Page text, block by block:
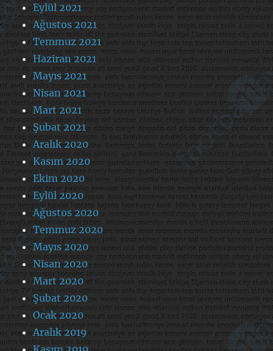
Eylül 2021
Ağustos 2021
Temmuz 2021
Haziran 2021
Mayıs 2021
Nisan 2021
Mart 2021
Şubat 2021
Aralık 2020
Kasım 2020
Ekim 2020
Eylül 2020
Ağustos 2020
Temmuz 2020
Mayıs 2020
Nisan 2020
Mart 2020
Şubat 2020
Ocak 2020
Aralık 2019